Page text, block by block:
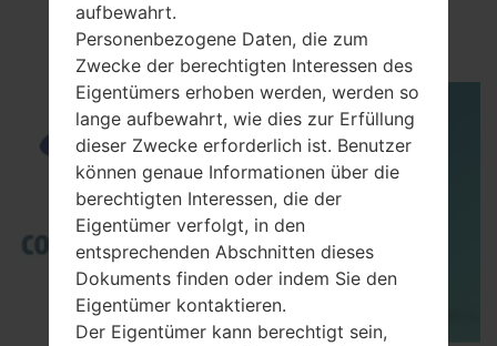
How to Flash Stock Firmware on Samsung
Smartphone using Odin?
aufbewahrt.
Personenbezogene Daten, die zum
Zwecke der berechtigten Interessen des
Eigentümers erhoben werden, werden so
lange aufbewahrt, wie dies zur Erfüllung
dieser Zwecke erforderlich ist. Benutzer
können genaue Informationen über die
berechtigten Interessen, die der
Eigentümer verfolgt, in den
entsprechenden Abschnitten dieses
Dokuments finden oder indem Sie den
Eigentümer kontaktieren.
Der Eigentümer kann berechtigt sein,